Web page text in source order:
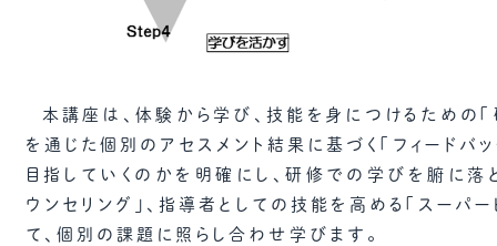
本講座は、体験から学び、技能を身につけるための「
を通じた個別のアセスメント結果に基づく「フィードバ
目指していくのかを明確にし、研修での学びを腑に落
ウンセリング」、指導者としての技能を高める「スーパ
て、個別の課題に照らし合わせ学びます。